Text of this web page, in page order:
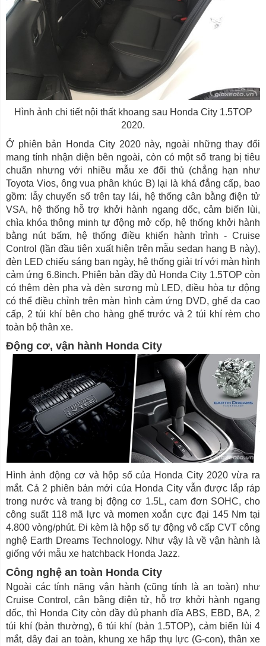
Hình ảnh chi tiết nội thất khoang sau Honda City 1.5TOP
2020.
Ở phiên bản Honda City 2020 này, ngoài những thay đổi
mang tính nhận diện bên ngoài, còn có một số trang bị tiêu
chuẩn nhưng với nhiều mẫu xe đối thủ (chẳng hạn như
Toyota Vios, ông vua phân khúc B) lại là khá đẳng cấp, bao
gồm: lẫy chuyển số trên tay lái, hệ thống cân bằng điện tử
VSA, hệ thống hỗ trợ khởi hành ngang dốc, cảm biến lùi,
chìa khóa thông minh tự động mở cốp, hệ thống khởi hành
bằng nút bấm, hệ thống điều khiển hành trình - Cruise
Control (lần đầu tiên xuất hiện trên mẫu sedan hạng B này),
đèn LED chiếu sáng ban ngày, hệ thống giải trí với màn hình
cảm ứng 6.8inch. Phiên bản đầy đủ Honda City 1.5TOP còn
có thêm đèn pha và đèn sương mù LED, điều hòa tự động
có thể điều chỉnh trên màn hình cảm ứng DVD, ghế da cao
cấp, 2 túi khí bên cho hàng ghế trước và 2 túi khí rèm cho
toàn bộ thân xe.
Động cơ, vận hành Honda City
Hình ảnh động cơ và hộp số của Honda City 2020 vừa ra
mắt. Cả 2 phiên bản mới của Honda City vẫn được lắp ráp
trong nước và trang bị động cơ 1.5L, cam đơn SOHC, cho
công suất 118 mã lực và momen xoắn cực đại 145 Nm tại
4.800 vòng/phút. Đi kèm là hộp số tự động vô cấp CVT công
nghệ Earth Dreams Technology. Như vậy là về vận hành là
giống với mẫu xe hatchback Honda Jazz.
Công nghệ an toàn Honda City
Ngoài các tính năng vận hành (cũng tính là an toàn) như
Cruise Control, cân bằng điện tử, hỗ trợ khởi hành ngang
dốc, thì Honda City còn đầy đủ phanh đĩa ABS, EBD, BA, 2
túi khí (bản thường), 6 túi khí (bản 1.5TOP), cảm biến lùi 4
mắt, dây đai an toàn, khung xe hấp thụ lực (G-con), thân xe